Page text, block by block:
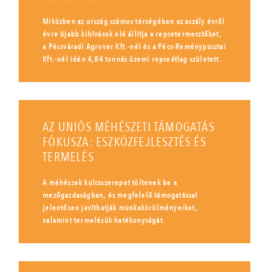
Miközben az ország számos térségében az aszály évről
évre újabb kihívások elé állítja a repcetermesztőket,
a Pécsváradi Agrover Kft.-nél és a Pécs-Reménypusztai
Kft.-nél idén 4,84 tonnás üzemi repceátlag született.
AZ UNIÓS MÉHÉSZETI TÁMOGATÁS
FÓKUSZA: ESZKÖZFEJLESZTÉS ÉS
TERMELÉS
A méhészek kulcsszerepet töltenek be a
mezőgazdaságban, és megfelelő támogatással
jelentősen javíthatják munkakörülményeiket,
valamint termelésük hatékonyságát.